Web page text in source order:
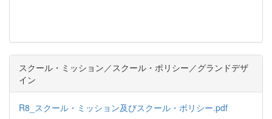
スクール・ミッション／スクール・ポリシー／グランドデザ
イン
R8_スクール・ミッション及びスクール・ポリシー.pdf